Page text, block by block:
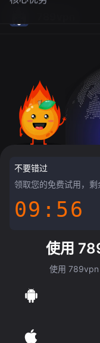
不要错过
领取您的免费试用，剩
09:55
使用
使用 789vpn